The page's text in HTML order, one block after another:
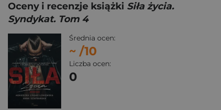
Oceny i recenzje książki Siła życia.
Syndykat. Tom 4
Średnia ocen:
~ /10
Liczba ocen:
0